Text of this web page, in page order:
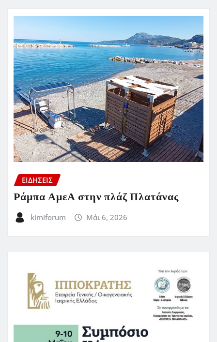
ΕΙΔΗΣΕΙΣ
Ράμπα ΑμεΑ στην πλάζ Πλατάνας
kimiforum Μάι 6, 2026